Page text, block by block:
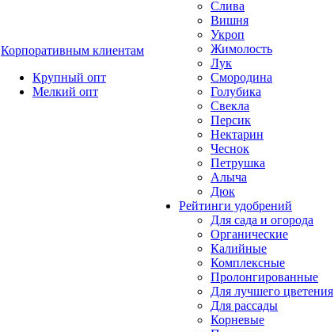
Корпоративным клиентам
Крупный опт
Мелкий опт
Слива
Вишня
Укроп
Жимолость
Лук
Смородина
Голубика
Свекла
Персик
Нектарин
Чеснок
Петрушка
Алыча
Дюк
Рейтинги удобрений
Для сада и огорода
Органические
Калийные
Комплексные
Пролонгированные
Для лучшего цветения
Для рассады
Корневые